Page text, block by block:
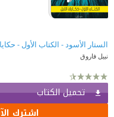
الستار الأسود - الكتاب الأول -
نبيل فاروق
تحميل الكتاب
اشترك